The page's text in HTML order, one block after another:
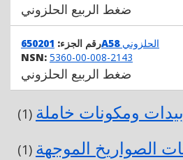
ضغط الربيع الحلزوني
رقم الجزء:650201A58 الحلزوني
NSN: 5360-00-008-2143
ضغط الربيع الحلزوني
ومكونات خاملة (1)
الصواريخ الموجهة (1)